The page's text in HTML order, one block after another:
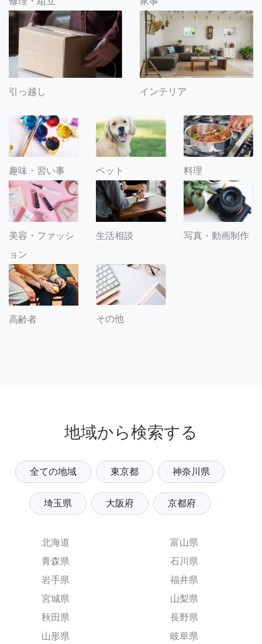
引っ越し インテリア
趣味・習い事 ペット 料理
美容・ファッシ
ョン
生活相談 写真・動画制作
高齢者 その他
地域から検索する
全ての地域 東京都 神奈川県
埼玉県 大阪府 京都府
北海道
青森県
岩手県
宮城県
秋田県
山形県
富山県
石川県
福井県
山梨県
長野県
岐阜県